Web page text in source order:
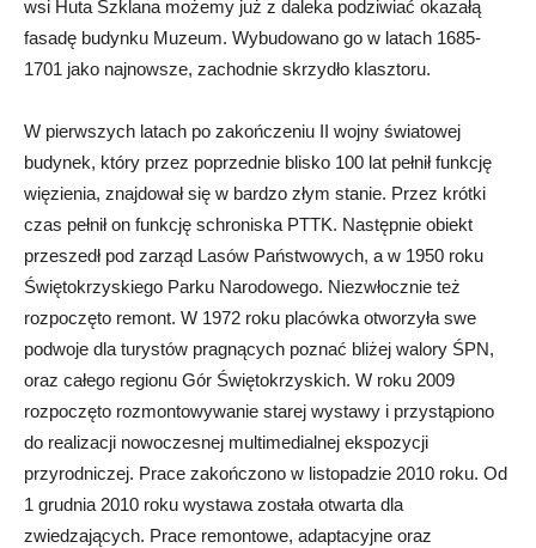
wsi Huta Szklana możemy już z daleka podziwiać okazałą
fasadę budynku Muzeum. Wybudowano go w latach 1685-
1701 jako najnowsze, zachodnie skrzydło klasztoru.
W pierwszych latach po zakończeniu II wojny światowej
budynek, który przez poprzednie blisko 100 lat pełnił funkcję
więzienia, znajdował się w bardzo złym stanie. Przez krótki
czas pełnił on funkcję schroniska PTTK. Następnie obiekt
przeszedł pod zarząd Lasów Państwowych, a w 1950 roku
Świętokrzyskiego Parku Narodowego. Niezwłocznie też
rozpoczęto remont. W 1972 roku placówka otworzyła swe
podwoje dla turystów pragnących poznać bliżej walory ŚPN,
oraz całego regionu Gór Świętokrzyskich. W roku 2009
rozpoczęto rozmontowywanie starej wystawy i przystąpiono
do realizacji nowoczesnej multimedialnej ekspozycji
przyrodniczej. Prace zakończono w listopadzie 2010 roku. Od
1 grudnia 2010 roku wystawa została otwarta dla
zwiedzających. Prace remontowe, adaptacyjne oraz